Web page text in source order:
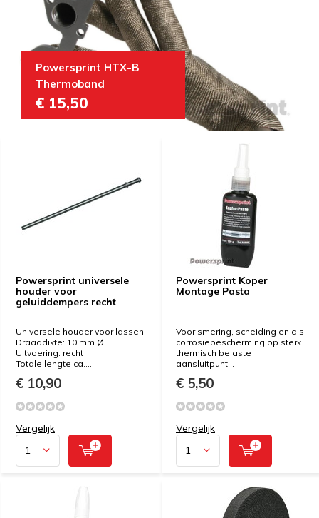
Powersprint HTX-B
Thermoband
€ 15,50
Powersprint universele
houder voor
geluiddempers recht
Universele houder voor lassen.
Draaddikte: 10 mm Ø
Uitvoering: recht
Totale lengte ca....
€ 10,90
Vergelijk
Powersprint Koper
Montage Pasta
Voor smering, scheiding en als
corrosiebescherming op sterk
thermisch belaste
aansluitpunt...
€ 5,50
Vergelijk